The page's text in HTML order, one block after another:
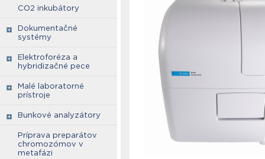
CO2 inkubátory
Dokumentačné
systémy
Elektroforéza a
hybridizačné pece
Malé laboratorné
prístroje
Bunkové analyzátory
Príprava preparátov
chromozómov v
metafázi